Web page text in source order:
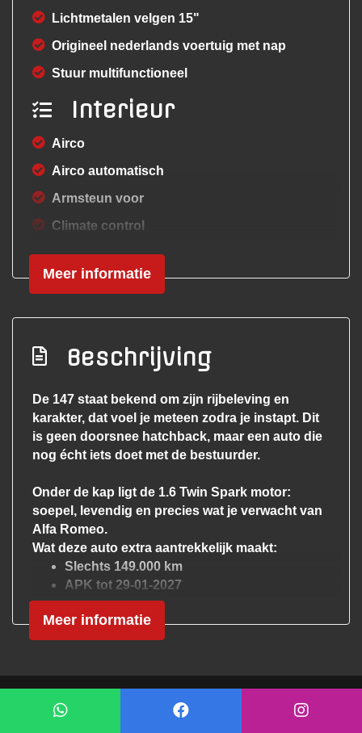
Lichtmetalen velgen 15"
Origineel nederlands voertuig met nap
Stuur multifunctioneel
Interieur
Airco
Airco automatisch
Armsteun voor
Climate control
Elektrische ramen voor
Lederen bekleding
Stuur en versnellingspook (kunst)leder
Overige
Anti blokkeer systeem
Anti doorslip regeling
Bestuurdersairbag
Elektronische remkrachtverdeling
Hoofd airbag(s) voor
Origineel nederlands voertuig met nap
Passagiersairbag
Exterieur
Meer informatie
Beschrijving
De 147 staat bekend om zijn rijbeleving en
karakter, dat voel je meteen zodra je instapt. Dit
is geen doorsnee hatchback, maar een auto die
nog écht iets doet met de bestuurder.
Onder de kap ligt de 1.6 Twin Spark motor:
soepel, levendig en precies wat je verwacht van
Alfa Romeo.
Wat deze auto extra aantrekkelijk maakt:
Slechts 149.000 km
APK tot 29-01-2027
Origineel Nederlands
Edizione Limitata uitvoering
Cruise control
Lichtmetalen velgen
Meer informatie
Mogelijk gemaakt door Mobilox